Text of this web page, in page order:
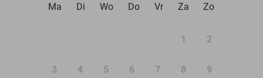
Ma
Di Wo Do Vr Za Zo
1 2
3 4 5 6 7 8 9